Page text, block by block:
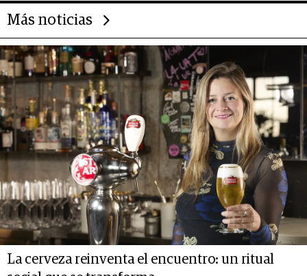
Más noticias
La cerveza reinventa el encuentro: un ritual